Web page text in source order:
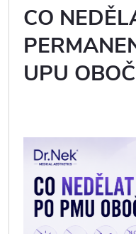
CO
UPU